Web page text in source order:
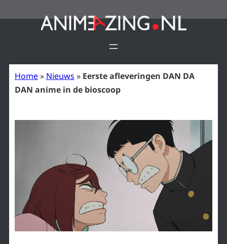
Home» Nieuws » Eerste afleveringen DAN DA
DAN anime in de bioscoop